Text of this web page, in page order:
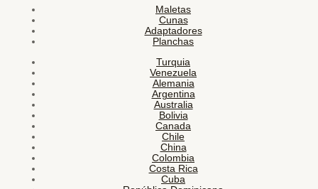
Maletas
Cunas
Adaptadores
Planchas
Turquia
Venezuela
Alemania
Argentina
Australia
Bolivia
Canada
Chile
China
Colombia
Costa Rica
Cuba